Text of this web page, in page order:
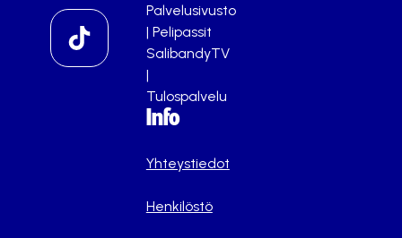
Palvelusivusto
| Pelipassit
SalibandyTV
|
Tulospalvelu
Info
Yhteystiedot
Henkilöstö